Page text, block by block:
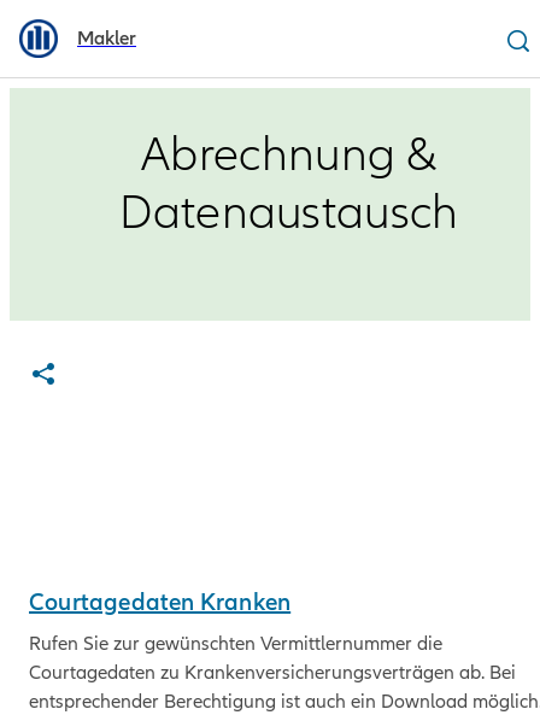
Makler
Abrechnung &
Datenaustausch
Courtagedaten Kranken
Rufen Sie zur gewünschten Vermittlernummer die
Courtagedaten zu Krankenversicherungsverträgen ab. Bei
entsprechender Berechtigung ist auch ein Download